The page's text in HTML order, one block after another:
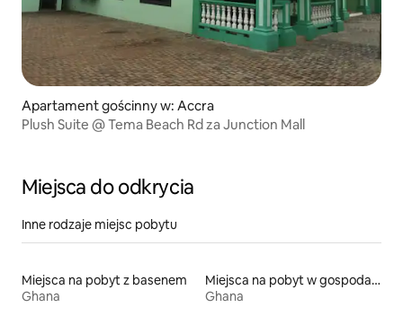
Apartament gościnny w: Accra
Plush Suite @ Tema Beach Rd za Junction Mall
Miejsca do odkrycia
Inne rodzaje miejsc pobytu
Miejsca na pobyt z basenem
Ghana
Miejsca na pobyt w gospodarstwach agroturystycznych
Ghana